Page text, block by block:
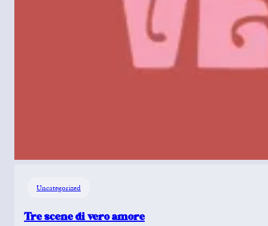
Uncategorized
Tre scene di vero amore